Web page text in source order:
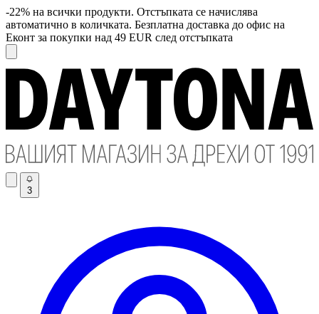
-22% на всички продукти. Отстъпката се начислява
автоматично в количката. Безплатна доставка до офис на
Еконт за покупки над 49 EUR след отстъпката
3